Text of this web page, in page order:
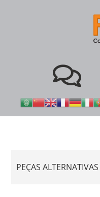
PEÇAS ALTERNATIVAS